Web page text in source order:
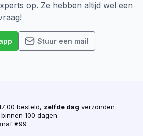
op. Ze hebben altijd wel een
Stuur een mail
besteld, zelfde dag verzonden
binnen 100 dagen
€99